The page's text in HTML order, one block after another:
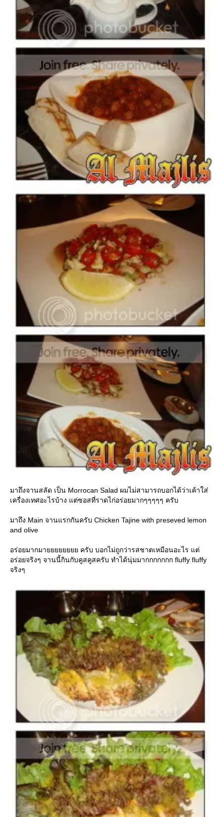
มาถึงจานสลัด เป็น Morrocan Salad ผมไม่สามารถบอกได้ว่าเค้าใส่
เครื่องเทศอะไรบ้าง แต่ซอสที่ราดไก่อร่อยมากๆๆๆๆๆ ครับ
มาถึง Main จานแรกกันครับ Chicken Tajine with preseved lemon
and olive
อร่อยมากมายยยยยยยย ครับ บอกไม่ถูกว่ารสชาตเหมือนอะไร แต่
อร่อยจริงๆ จานนี้กินกับคูสคูสครับ ทำได้นุ่มมากกกกกกก fluffy fluffy
จริงๆ